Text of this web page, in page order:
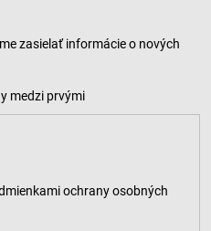
zasielať informácie o nových
ochrany osobných